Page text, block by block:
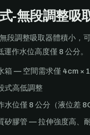
-無段調整吸
段調整吸取器體積小，
運作水位高度僅 8 公分。
箱 — 空間需求僅 4cm ×
式高低調整
水位僅 8 公分（液位差
矽膠管 — 拉伸強度高、